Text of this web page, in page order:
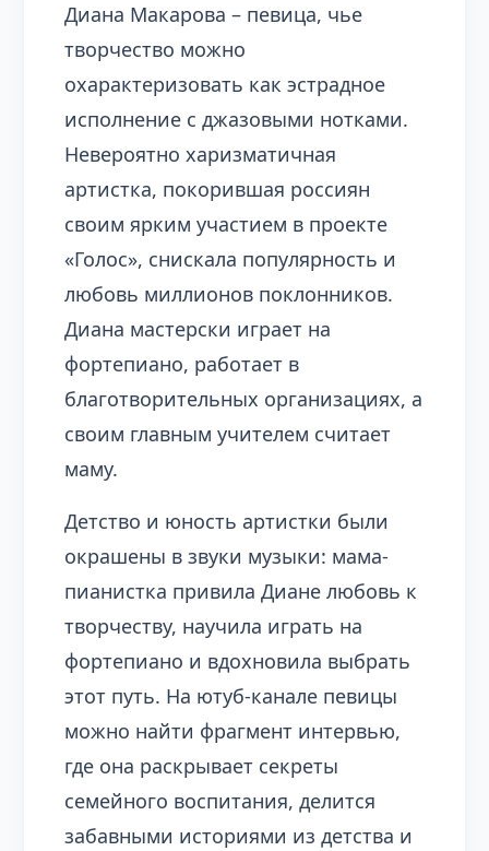
Диана Макарова – певица, чье
творчество можно
охарактеризовать как эстрадное
исполнение с джазовыми нотками.
Невероятно харизматичная
артистка, покорившая россиян
своим ярким участием в проекте
«Голос», снискала популярность и
любовь миллионов поклонников.
Диана мастерски играет на
фортепиано, работает в
благотворительных организациях, а
своим главным учителем считает
маму.
Детство и юность артистки были
окрашены в звуки музыки: мама-
пианистка привила Диане любовь к
творчеству, научила играть на
фортепиано и вдохновила выбрать
этот путь. На ютуб-канале певицы
можно найти фрагмент интервью,
где она раскрывает секреты
семейного воспитания, делится
забавными историями из детства и